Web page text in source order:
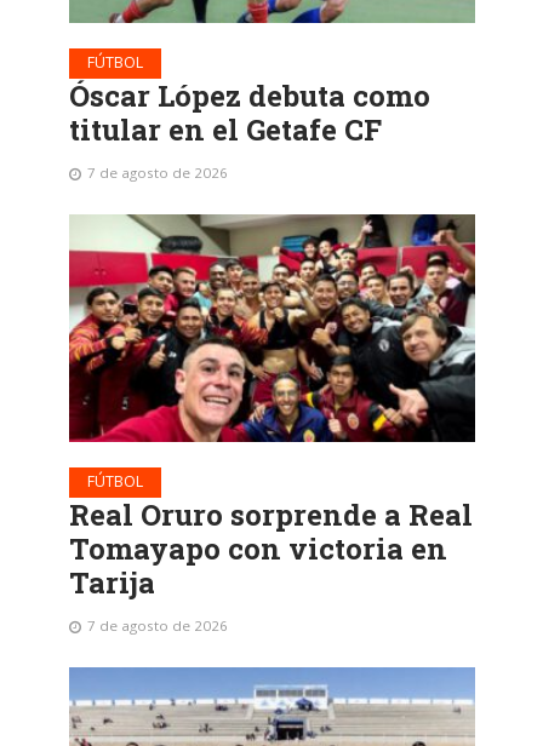
FÚTBOL
Óscar López debuta como
titular en el Getafe CF
7 de agosto de 2026
FÚTBOL
Real Oruro sorprende a Real
Tomayapo con victoria en
Tarija
7 de agosto de 2026